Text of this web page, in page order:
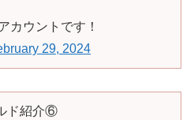
カウントです！
29, 2024
ド紹介⑥